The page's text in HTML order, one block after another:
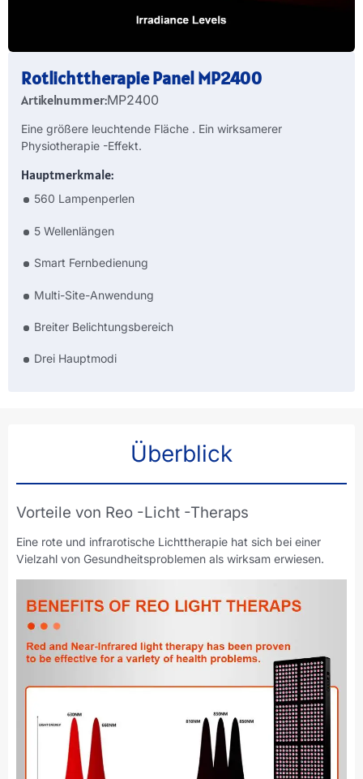
Rotlichttherapie Panel MP2400
Artikelnummer:MP2400
Eine größere leuchtende Fläche . Ein wirksamerer
Physiotherapie -Effekt.
Hauptmerkmale:
560 Lampenperlen
5 Wellenlängen
Smart Fernbedienung
Multi-Site-Anwendung
Breiter Belichtungsbereich
Drei Hauptmodi
Überblick
Vorteile von Reo -Licht -Theraps
Eine rote und infrarotische Lichttherapie hat sich bei einer
Vielzahl von Gesundheitsproblemen als wirksam erwiesen.